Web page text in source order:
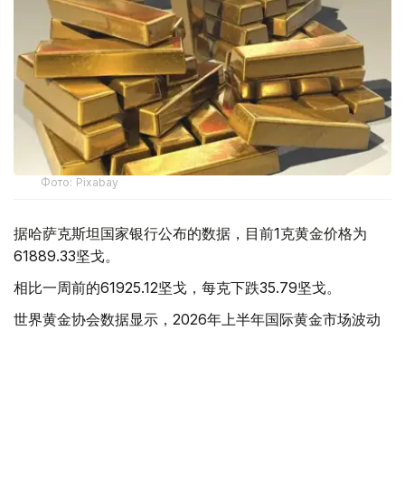
Фото: Pixabay
据哈萨克斯坦国家银行公布的数据，目前1克黄金价格为
61889.33坚戈。
相比一周前的61925.12坚戈，每克下跌35.79坚戈。
世界黄金协会数据显示，2026年上半年国际黄金市场波动